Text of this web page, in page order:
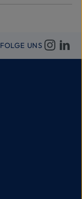
FOLGE UNS